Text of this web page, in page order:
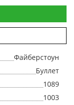
Файберстоун
Буллет
1089
1003